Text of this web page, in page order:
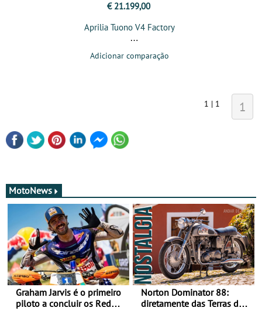
€ 21.199,00
Aprilia Tuono V4 Factory
Adicionar comparação
1 | 1 1
MotoNews
Graham Jarvis é o primeiro
piloto a concluir os Red
Norton Dominator 88:
diretamente das Terras de